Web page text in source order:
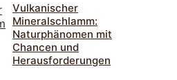
Vulkanischer
Mineralschlamm:
Naturphänomen mit
Chancen und
Herausforderungen